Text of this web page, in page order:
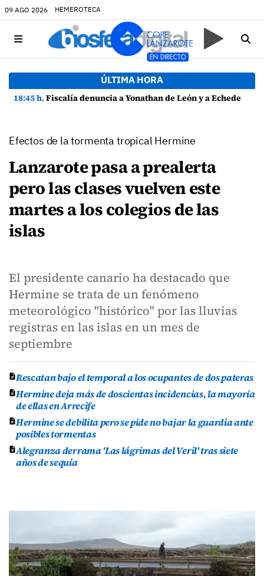
09 AGO 2026 HEMEROTECA
ÚLTIMA HORA
18:45 h.Fiscalía denuncia a Yonathan de León y a Echedey Eugenio por presuntas anomalías en contratos festivos
Efectos de la tormenta tropical Hermine
Lanzarote pasa a prealerta
pero las clases vuelven este
martes a los colegios de las
islas
El presidente canario ha destacado que
Hermine se trata de un fenómeno
meteorológico "histórico" por las lluvias
registras en las islas en un mes de
septiembre
Rescatan bajo el temporal a los ocupantes de dos pateras
Hermine deja más de doscientas incidencias, la mayoría
de ellas en Arrecife
Hermine se debilita pero se pide no bajar la guardia ante
posibles tormentas
Alegranza derrama 'Las lágrimas del Veril' tras siete
años de sequía